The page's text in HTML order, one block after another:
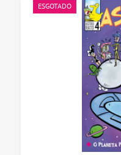
ESGOTADO
ESGOTADO